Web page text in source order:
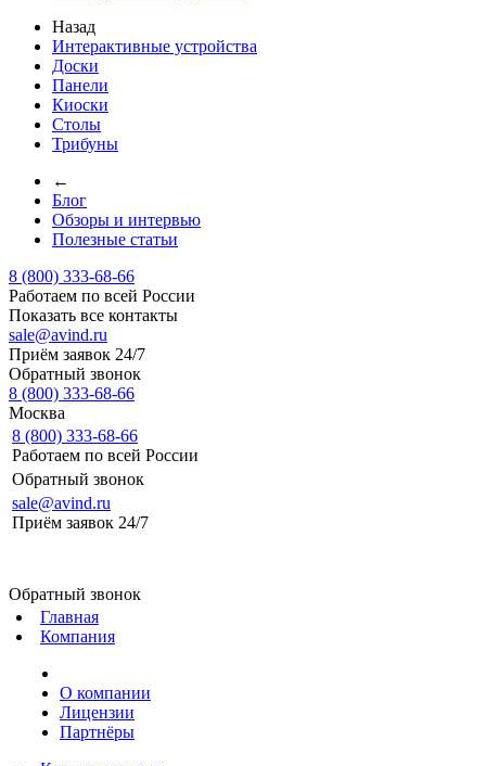
Назад
Интерактивные устройства
Доски
Панели
Киоски
Столы
Трибуны
←
Блог
Обзоры и интервью
Полезные статьи
8 (800) 333-68-66
Работаем по всей России
Показать все контакты
sale@avind.ru
Приём заявок 24/7
Обратный звонок
8 (800) 333-68-66
Москва
8 (800) 333-68-66
Работаем по всей России
Обратный звонок
sale@avind.ru
Приём заявок 24/7
Обратный звонок
Главная
Компания
О компании
Лицензии
Партнёры